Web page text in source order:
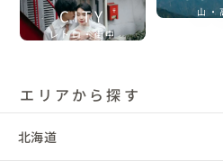
CITY
レトロ・街中
山・
エリアから探す
北海道